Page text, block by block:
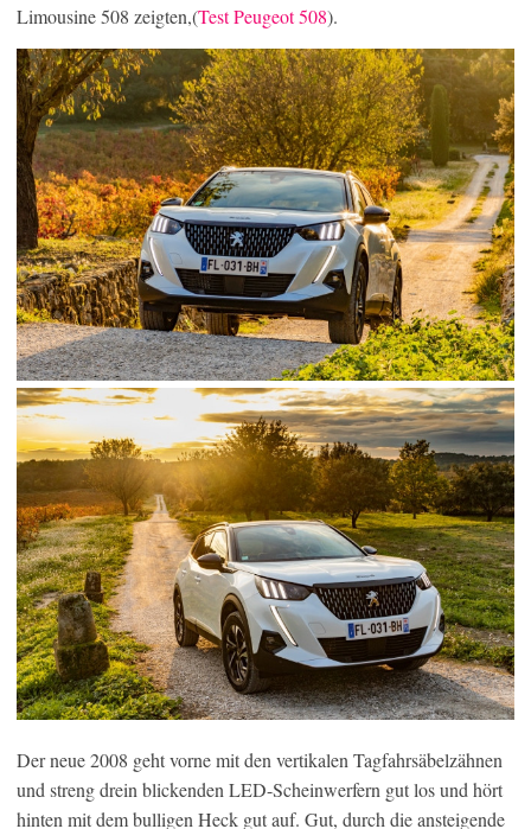
Limousine 508 zeigten,(Test Peugeot 508).
Der neue 2008 geht vorne mit den vertikalen Tagfahrsäbelzähnen
und streng drein blickenden LED-Scheinwerfern gut los und hört
hinten mit dem bulligen Heck gut auf. Gut, durch die ansteigende